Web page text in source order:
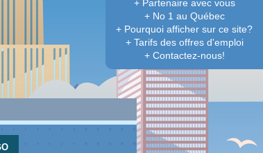
+ Partenaire avec vous
+ No 1 au Québec
+ Pourquoi afficher sur ce site?
+ Tarifs des offres d'emploi
+ Contactez-nous!